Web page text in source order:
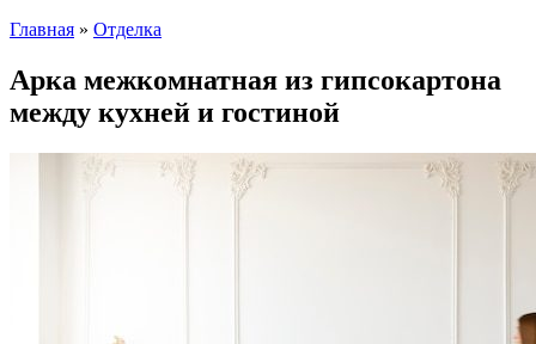
Главная » Отделка
Арка межкомнатная из гипсокартона
между кухней и гостиной